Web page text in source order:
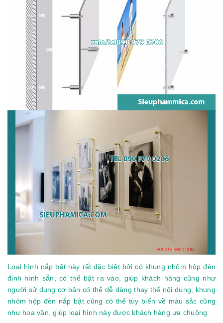
Loại hình nắp bật này rất đặc biệt bởi có khung nhôm hộp đèn
định hình sẵn, có thể bật ra vào, giúp khách hàng cũng như
người sử dụng cơ bản có thể dễ dàng thay thế nội dung, khung
nhôm hộp đèn nắp bật cũng có thể tùy biến về màu sắc cũng
như hoa văn, giúp loại hình này được khách hàng ưa chuộng.